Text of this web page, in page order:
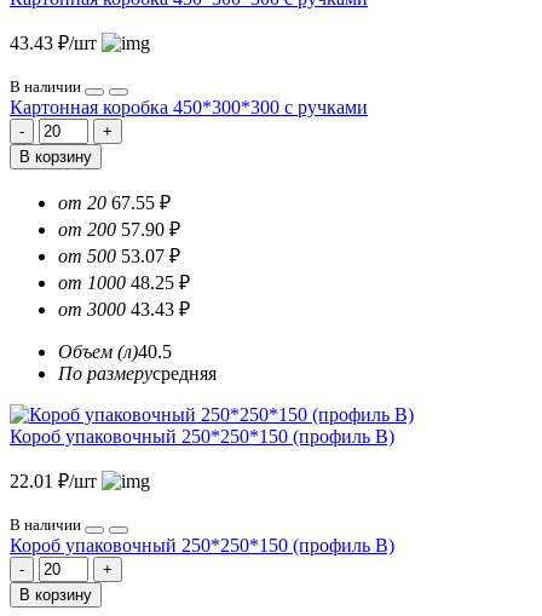
43.43 ₽/шт
В наличии
Картонная коробка 450*300*300 с ручками
В корзину
от 20 67.55 ₽
от 200 57.90 ₽
от 500 53.07 ₽
от 1000 48.25 ₽
от 3000 43.43 ₽
Объем (л)40.5
По размерусредняя
Короб упаковочный 250*250*150 (профиль B)
22.01 ₽/шт
В наличии
Короб упаковочный 250*250*150 (профиль B)
В корзину